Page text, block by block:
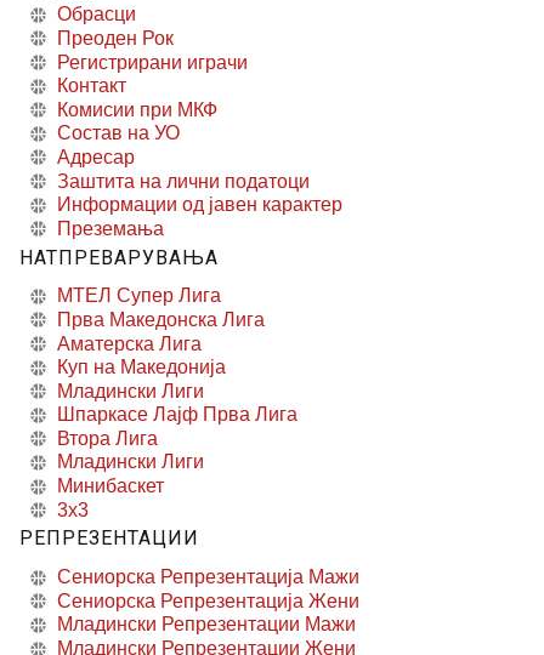
Обрасци
Преоден Рок
Регистрирани играчи
Контакт
Комисии при МКФ
Состав на УО
Адресар
Заштита на лични податоци
Информации од јавен карактер
Преземања
НАТПРЕВАРУВАЊА
МТЕЛ Супер Лига
Прва Македонска Лига
Аматерска Лига
Куп на Македонија
Младински Лиги
Шпаркасе Лајф Прва Лига
Втора Лига
Младински Лиги
Минибаскет
3x3
РЕПРЕЗЕНТАЦИИ
Сениорска Репрезентација Мажи
Сениорска Репрезентација Жени
Младински Репрезентации Мажи
Младински Репрезентации Жени